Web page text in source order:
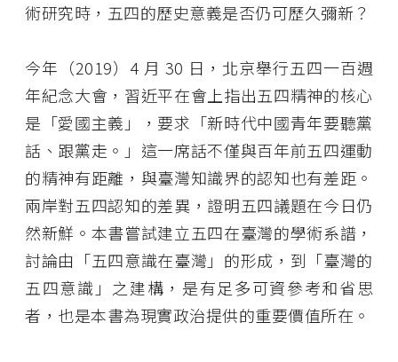
術研究時，五四的歷史意義是否仍可歷久彌新？
今年（2019） 4 月 30 日，北京舉行五四一百週
年紀念大會，習近平在會上指出五四精神的核心
是「愛國主義」，要求「新時代中國青年要聽黨
話、跟黨走。」這一席話不僅與百年前五四運動
的精神有距離，與臺灣知識界的認知也有差距。
兩岸對五四認知的差異，證明五四議題在今日仍
然新鮮。本書嘗試建立五四在臺灣的學術系譜，
討論由「五四意識在臺灣」的形成，到「臺灣的
五四意識」之建構，是有足多可資參考和省思
者，也是本書為現實政治提供的重要價值所在。